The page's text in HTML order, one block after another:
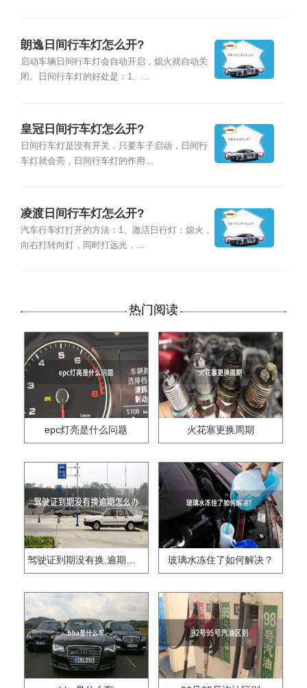
朗逸日间行车灯怎么开?
启动车辆日间行车灯会自动开启，熄火就自动关
闭。日间行车灯的好处是：1、...
皇冠日间行车灯怎么开?
日间行车灯是没有开关，只要车子启动，日间行
车灯就会亮，日间行车灯的作用...
凌渡日间行车灯怎么开?
汽车行车灯打开的方法：1、激活日行灯：熄火，
向右打转向灯，同时打远光，...
热门阅读
epc灯亮是什么问题 火花塞更换周期
驾驶证到期没有换,逾期怎么办?? 玻璃水冻住了如何解决？